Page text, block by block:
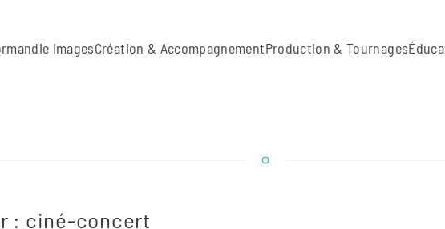
ImagesCréation & AccompagnementProduction & Tournages
: ciné-concert